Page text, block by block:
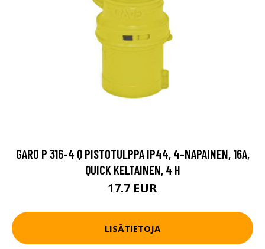
GARO P 316-4 Q PISTOTULPPA IP44, 4-NAPAINEN, 16A,
QUICK KELTAINEN, 4 H
17.7 EUR
LISÄTIETOJA